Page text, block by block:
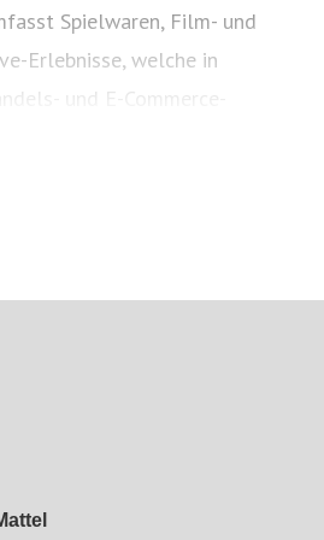
Spielwaren, Film- und
Erlebnisse, welche in
und E-Commerce-
1945 inspiriert Mattel
bestärkt Kinder darin, ihr